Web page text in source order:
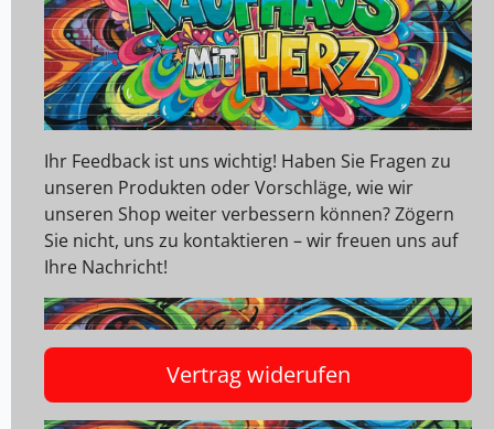
Ihr Feedback ist uns wichtig! Haben Sie Fragen zu
unseren Produkten oder Vorschläge, wie wir
unseren Shop weiter verbessern können? Zögern
Sie nicht, uns zu kontaktieren – wir freuen uns auf
Ihre Nachricht!
Vertrag widerufen